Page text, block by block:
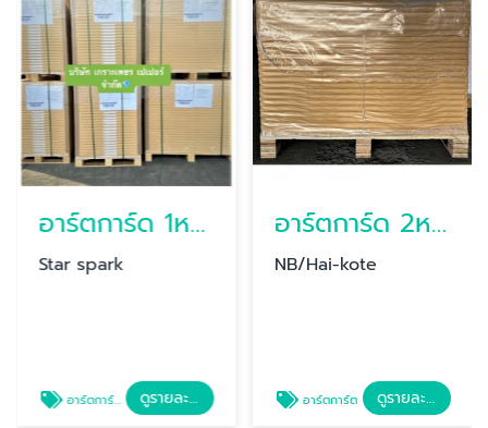
อาร์ตการ์ด 1หน้า Star spark
Star spark
อาร์ตการ์ดStar spark ดูรายละเอียด
อาร์ตการ์ด 2หน้า
NB/Hai-kote
อาร์ตการ์ต ดูรายละเอียด